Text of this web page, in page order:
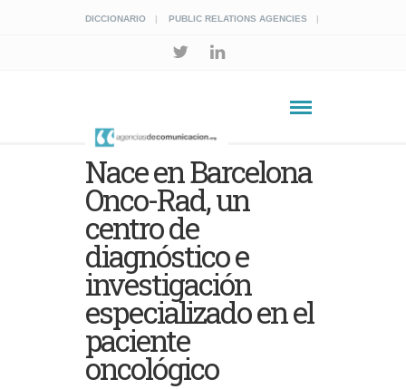
DICCIONARIO PUBLIC RELATIONS AGENCIES
Nace en Barcelona
Onco-Rad, un
centro de
diagnóstico e
investigación
especializado en el
paciente
oncológico